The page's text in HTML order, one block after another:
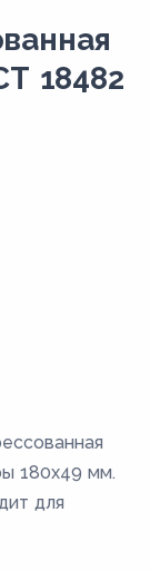
18482
180x49 мм.
для